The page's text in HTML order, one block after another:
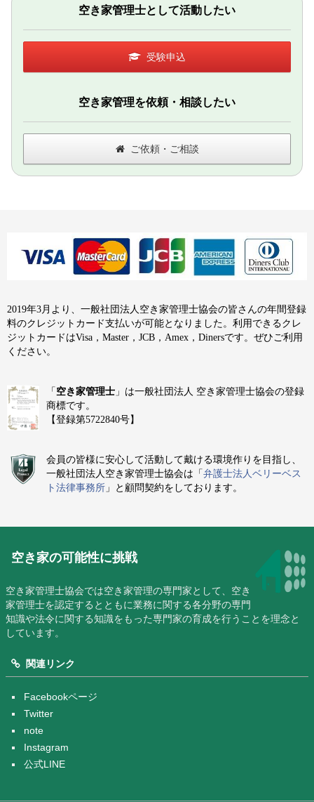
空き家管理士として活動したい
受験申込
空き家管理を依頼・相談したい
ご依頼・ご相談
2019年3月より、一般社団法人空き家管理士協会の皆さんの年間登録
料のクレジットカード支払いが可能となりました。利用できるクレ
ジットカードはVisa，Master，JCB，Amex，Dinersです。ぜひご利用
ください。
「 空き家管理士 」は一般社団法人 空き家管理士協会の登録
商標です。
【登録第5722840号】
会員の皆様に安心して活動して戴ける環境作りを目指し、
一般社団法人空き家管理士協会は「弁護士法人ベリーベス
ト法律事務所 」と顧問契約をしております。
空き家の可能性に挑戦
空き家管理士協会では空き家管理の専門家として、空き
家管理士を認定するとともに業務に関する各分野の専門
知識や法令に関する知識をもった専門家の育成を行うことを理念と
しています。
関連リンク
Facebookページ
Twitter
note
Instagram
公式LINE